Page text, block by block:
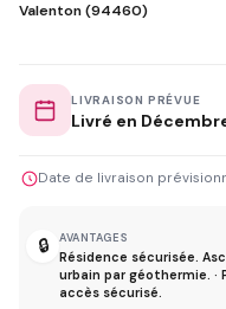
Valenton (94460)
LIVRAISON PRÉVUE
Livré en
Date de livraison
🔒 AVANTAGES
Résidence sécurisée.
urbain par géothermie. ·
accès sécurisé.